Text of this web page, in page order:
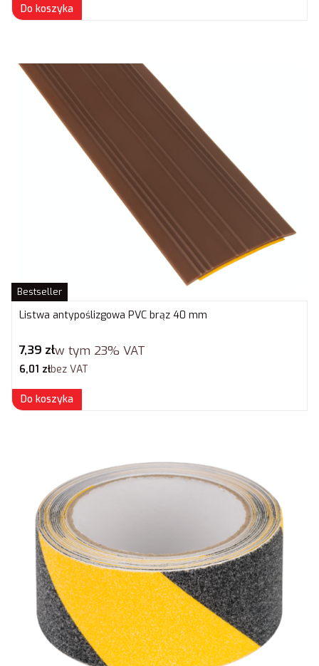
Do koszyka
Bestseller
Listwa antypoślizgowa PVC brąz 40 mm
Cena brutto
7,39 złw tym 23% VAT
Cena netto
6,01 złbez VAT
Do koszyka